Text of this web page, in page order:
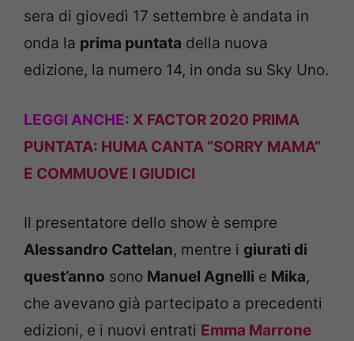
sera di giovedì 17 settembre è andata in
onda la prima puntata della nuova
edizione, la numero 14, in onda su Sky Uno.
LEGGI ANCHE: X FACTOR 2020 PRIMA
PUNTATA: HUMA CANTA “SORRY MAMA”
E COMMUOVE I GIUDICI
Il presentatore dello show è sempre
Alessandro Cattelan, mentre i giurati di
quest’anno sono Manuel Agnelli e Mika,
che avevano già partecipato a precedenti
edizioni, e i nuovi entrati Emma Marrone